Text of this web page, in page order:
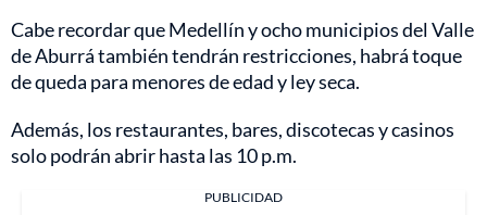
Cabe recordar que Medellín y ocho municipios del Valle
de Aburrá también tendrán restricciones, habrá toque
de queda para menores de edad y ley seca.
Además, los restaurantes, bares, discotecas y casinos
solo podrán abrir hasta las 10 p.m.
PUBLICIDAD